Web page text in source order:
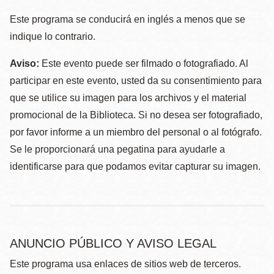
Este programa se conducirá en inglés a menos que se
indique lo contrario.
Aviso: Este evento puede ser filmado o fotografiado. Al
participar en este evento, usted da su consentimiento para
que se utilice su imagen para los archivos y el material
promocional de la Biblioteca. Si no desea ser fotografiado,
por favor informe a un miembro del personal o al fotógrafo.
Se le proporcionará una pegatina para ayudarle a
identificarse para que podamos evitar capturar su imagen.
ANUNCIO PÚBLICO Y AVISO LEGAL
Este programa usa enlaces de sitios web de terceros.